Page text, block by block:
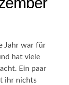
Jahr war für
hat viele
Ein paar
ihr nichts